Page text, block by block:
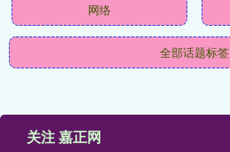
网络
全部话题标签
关注 嘉正网